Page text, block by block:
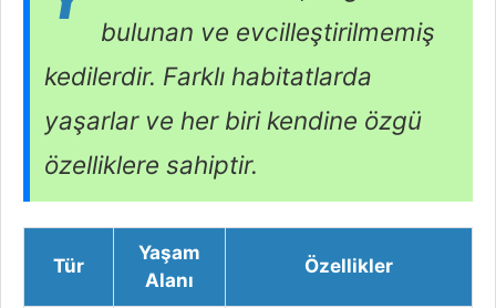
bulunan ve evcilleştirilmemiş
kedilerdir. Farklı habitatlarda
yaşarlar ve her biri kendine özgü
özelliklere sahiptir.
Tür
Yaşam
Alanı
Özellikler